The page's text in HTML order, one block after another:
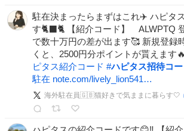
駐在決まったらまずはこれ✈️ ハピタ
す🐈‍⬛🐈 【紹介コード】 ALWPTQ
で数十万円の差が出ます🥰 新規登録
くと、2500円分ポイントが貰えます🔥
ピタス紹介コード #ハピタス招待コー
駐在 note.com/lively_lion541…
海外駐在員🇬🇧猫好きで気ままに暮らす🤍